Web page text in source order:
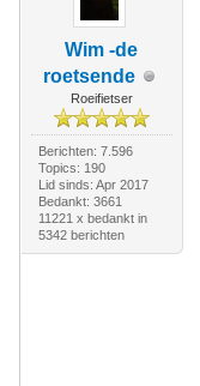
Wim -de
roetsende
Roeifietser
Berichten: 7.596
Topics: 190
Lid sinds: Apr 2017
Bedankt: 3661
11221 x bedankt in
5342 berichten